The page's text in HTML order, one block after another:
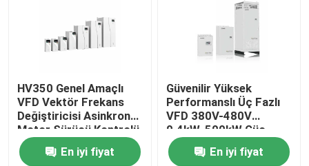
HV350 Genel Amaçlı
VFD Vektör Frekans
Değiştiricisi Asinkron
Motor Sürücü Kontrolü
İçin Değişken Frekans
DeğiştiricisiEn iyi fiyat
Güvenilir Yüksek
Performanslı Üç Fazlı
VFD 380V-480V
0.4kW-500kW Güç
aralığı
En iyi fiyat